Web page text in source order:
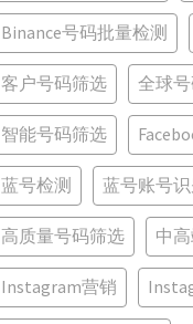
Binance号码批量检测
客户号码筛选 全球
智能号码筛选
蓝号检测 蓝号账号
高质量号码筛选 中
Instagram营销